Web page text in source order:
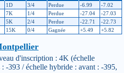
1D 3/4 Perdue -6.99
-7.02
7K 1/4 Perdue -27.04
-27.03
5K 2/4 Perdue -22.71
-22.73
15K 0/4 Gagnée +5.49 +5.82
d'inscription : 4K (échelle
-393 / échelle hybride : avant : -395,